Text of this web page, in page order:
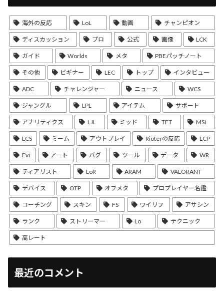
海外の反応 LoL 動画 チャンピオン
ディスカッション プロ 公式 画像 LCK
ガイド Worlds メタ PBEパッチノート
その他 ビギナー LEC トップ インタビュー
ADC チャレンジャー ニュース WCS
ジャングル LPL アイテム サポート
アナリティクス LJL ミッド TFT MSI
LCS ミーム アウトプレイ Rioterの反応 LCP
Evi アート バグ ツール データ WR
ティアリスト LoR ARAM VALORANT
デバイス OTP オフメタ プロプレイヤー名鑑
コーチング スキン FS ワイリフ アサシン
ランク ストリーマー Lo テクニック
高レート
最近のコメント